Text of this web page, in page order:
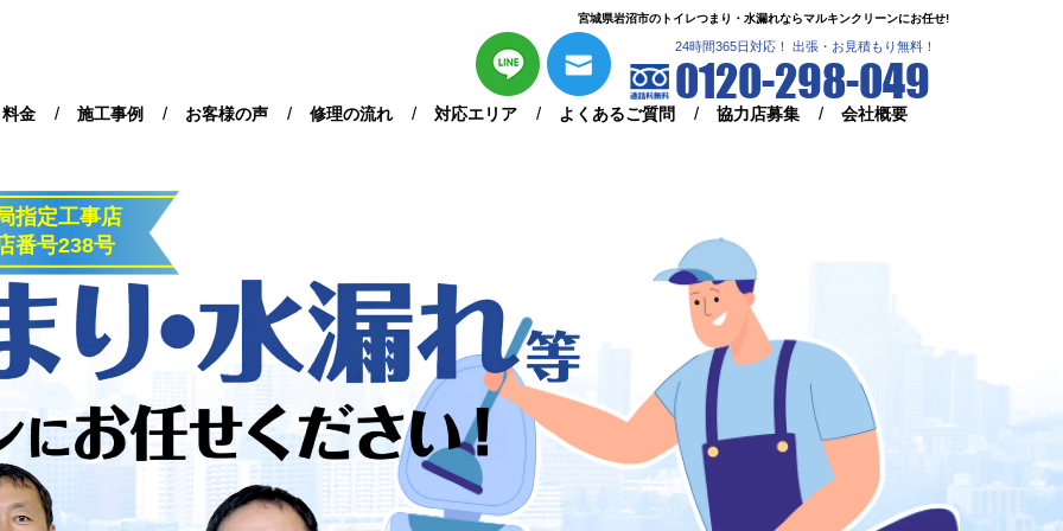
宮城県岩沼市のトイレつまり・水漏れならマルキンクリーンにお任せ!
24時間365日対応！ 出張・お見積もり無料！
0120-298-049
金 施工事例 お客様の声 修理の流れ 対応エリア よくあるご質問 協力店募集 会社概要
指定工事店
番号238号